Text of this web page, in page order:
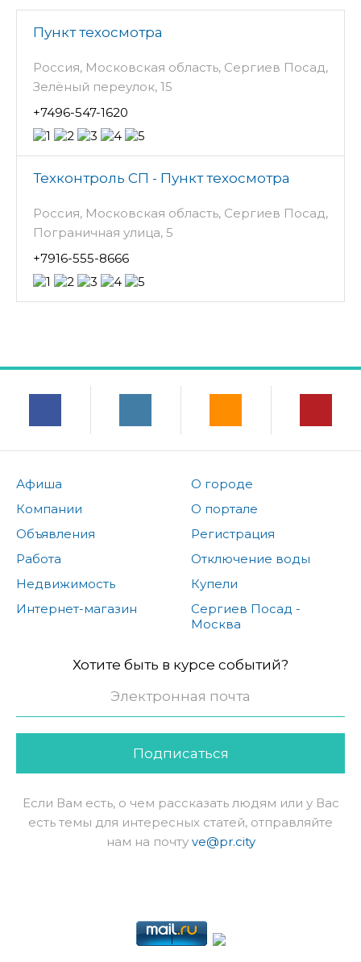
Пункт техосмотра
Россия, Московская область, Сергиев Посад,
Зелёный переулок, 15
+7496-547-1620
Техконтроль СП - Пункт техосмотра
Россия, Московская область, Сергиев Посад,
Пограничная улица, 5
+7916-555-8666
Афиша
Компании
Объявления
Работа
Недвижимость
Интернет-магазин
О городе
О портале
Регистрация
Отключение воды
Купели
Сергиев Посад -
Москва
Хотите быть в курсе событий?
Подписаться
Если Вам есть, о чем рассказать людям или у Вас
есть темы для интересных статей, отправляйте
нам на почту ve@pr.city